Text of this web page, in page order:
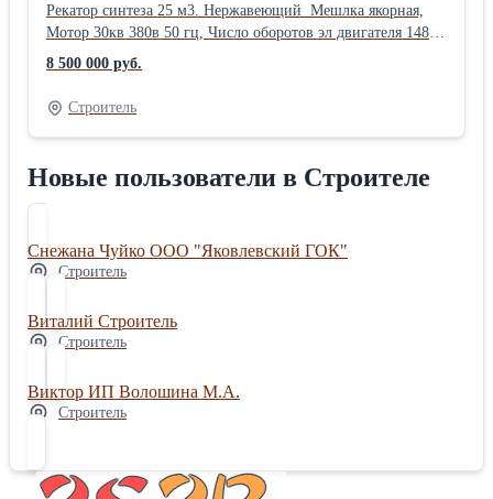
Рекатор синтеза 25 м3. Нержавеющий Мешлка якорная,
Мотор 30кв 380в 50 гц, Число оборотов эл двигателя 1480
об/мин, Число оборотов смесителя 40 об/мин M max 25000
hm Документы есть
8 500 000 руб.
Строитель
Новые пользователи в Строителе
Снежана Чуйко ООО "Яковлевский ГОК"
Строитель
Виталий Строитель
Строитель
Виктор ИП Волошина М.А.
Строитель